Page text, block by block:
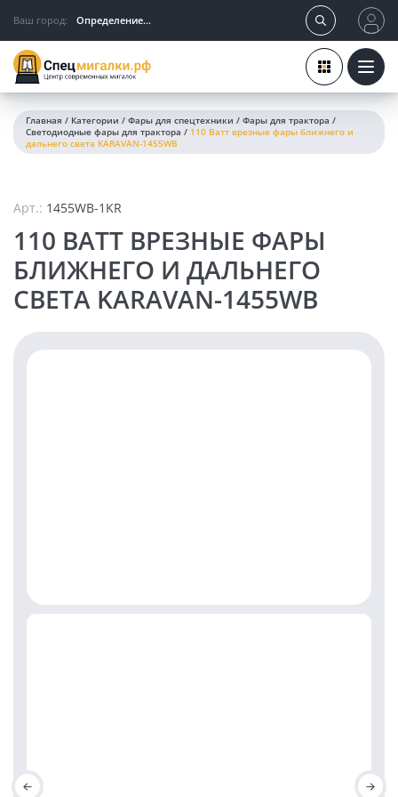
Ваш город: Определение...
Главная / Категории / Фары для спецтехники / Фары для трактора /
Светодиодные фары для трактора / 110 Ватт врезные фары ближнего и
дальнего света KARAVAN-1455WB
Арт.: 1455WB-1KR
110 ВАТТ ВРЕЗНЫЕ ФАРЫ
БЛИЖНЕГО И ДАЛЬНЕГО
СВЕТА KARAVAN-1455WB